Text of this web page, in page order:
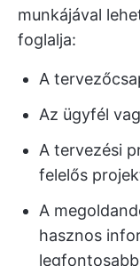
munkájával
foglalja:
A
Az ügyfél
A tervezési
felelős
A
hasznos